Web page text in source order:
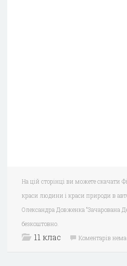
На цій сторінці ви можете скачати
краси людини і краси природи в
Олександра Довженка “Зачарована
безкоштовно.
11 клас Коментарів